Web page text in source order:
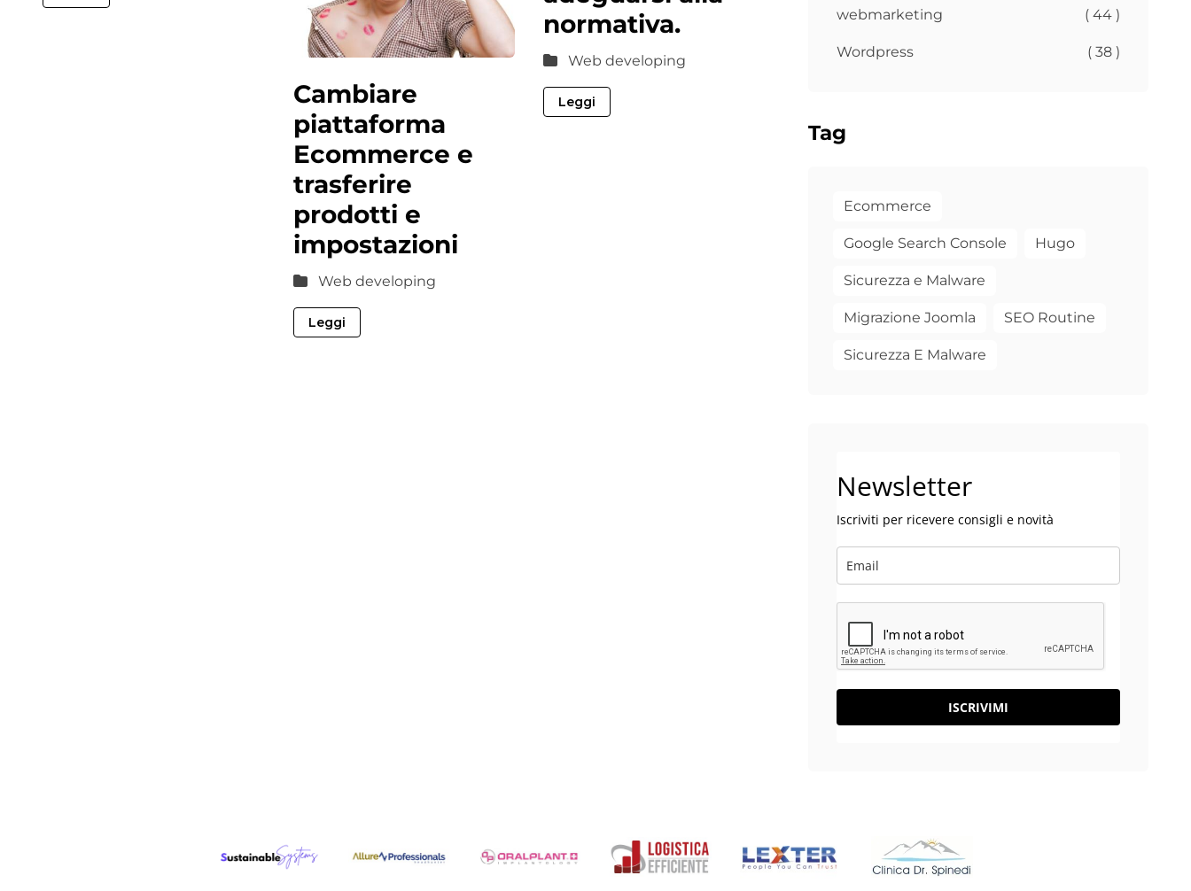
Cambiare
piattaforma
Ecommerce e
trasferire
prodotti e
impostazioni
Web developing
Leggi
normativa.
Web developing
Leggi
webmarketing ( 44 )
Wordpress ( 38 )
Tag
Ecommerce
Google Search Console Hugo
Sicurezza e Malware
Migrazione Joomla SEO Routine
Sicurezza E Malware
Newsletter
Iscriviti per ricevere consigli e novità
ISCRIVIMI